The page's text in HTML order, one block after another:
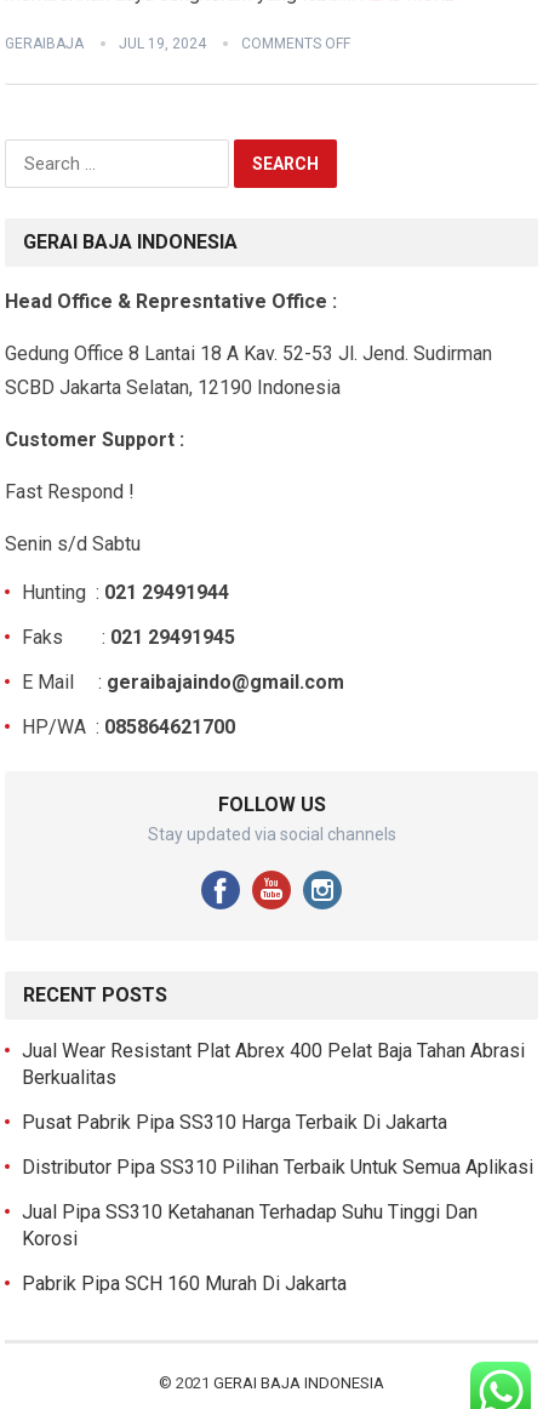
GERAIBAJA JUL 19, 2024 COMMENTS OFF
Search
for:
GERAI BAJA INDONESIA
Head Office & Represntative Office :
Gedung Office 8 Lantai 18 A Kav. 52-53 Jl. Jend. Sudirman
SCBD Jakarta Selatan, 12190 Indonesia
Customer Support :
Fast Respond !
Senin s/d Sabtu
Hunting : 021 29491944
Faks : 021 29491945
E Mail : geraibajaindo@gmail.com
HP/WA : 085864621700
FOLLOW US
Stay updated via social channels
RECENT POSTS
Jual Wear Resistant Plat Abrex 400 Pelat Baja Tahan Abrasi
Berkualitas
Pusat Pabrik Pipa SS310 Harga Terbaik Di Jakarta
Distributor Pipa SS310 Pilihan Terbaik Untuk Semua Aplikasi
Jual Pipa SS310 Ketahanan Terhadap Suhu Tinggi Dan
Korosi
Pabrik Pipa SCH 160 Murah Di Jakarta
© 2021 GERAI BAJA INDONESIA